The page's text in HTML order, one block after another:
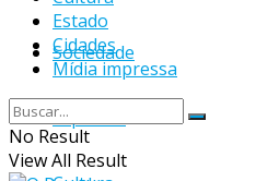
Sociedade
Esportes
Estado
Cidades
Mídia impressa
No Result
View All Result